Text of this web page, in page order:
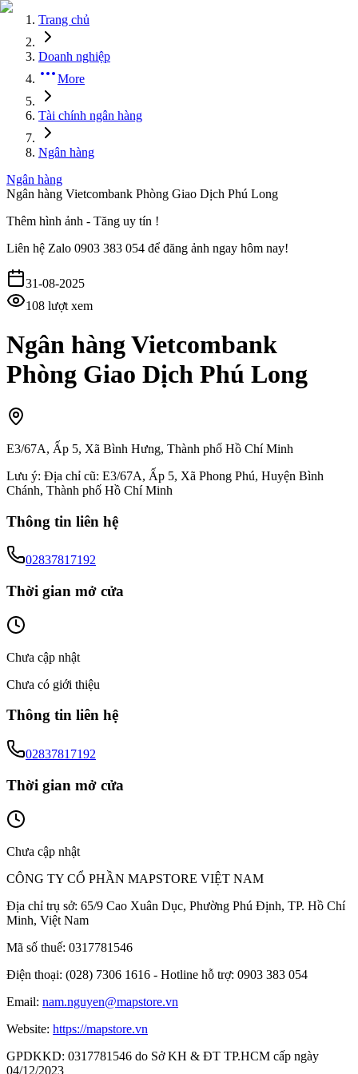
Trang chủ
Doanh nghiệp
More
Tài chính ngân hàng
Ngân hàng
Ngân hàng
Ngân hàng Vietcombank Phòng Giao Dịch Phú Long
Thêm hình ảnh - Tăng uy tín !
Liên hệ Zalo 0903 383 054 để đăng ảnh ngay hôm nay!
31-08-2025
108 lượt xem
Ngân hàng Vietcombank
Phòng Giao Dịch Phú Long
E3/67A, Ấp 5, Xã Bình Hưng, Thành phố Hồ Chí Minh
Lưu ý: Địa chỉ cũ: E3/67A, Ấp 5, Xã Phong Phú, Huyện Bình
Chánh, Thành phố Hồ Chí Minh
Thông tin liên hệ
02837817192
Thời gian mở cửa
Chưa cập nhật
Chưa có giới thiệu
Thông tin liên hệ
02837817192
Thời gian mở cửa
Chưa cập nhật
CÔNG TY CỔ PHẦN MAPSTORE VIỆT NAM
Địa chỉ trụ sở: 65/9 Cao Xuân Dục, Phường Phú Định, TP. Hồ Chí
Minh, Việt Nam
Mã số thuế: 0317781546
Điện thoại: (028) 7306 1616 - Hotline hỗ trợ: 0903 383 054
Email: nam.nguyen@mapstore.vn
Website: https://mapstore.vn
GPDKKD: 0317781546 do Sở KH & ĐT TP.HCM cấp ngày
04/12/2023